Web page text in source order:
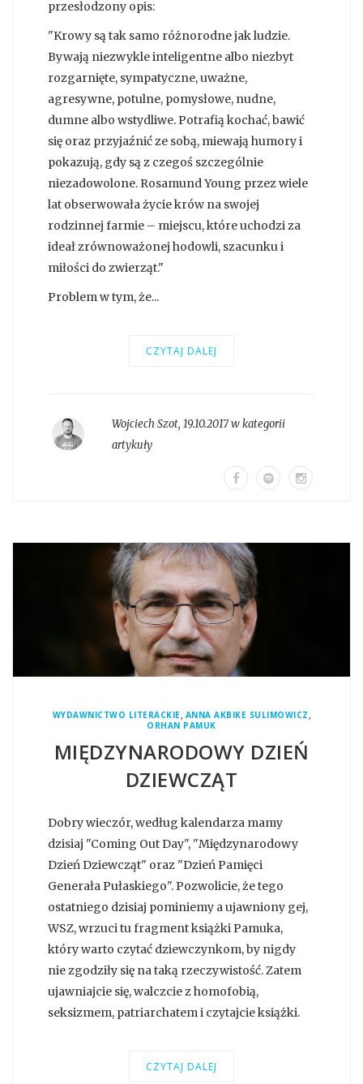
przesłodzony opis:
"Krowy są tak samo różnorodne jak ludzie.
Bywają niezwykle inteligentne albo niezbyt
rozgarnięte, sympatyczne, uważne,
agresywne, potulne, pomysłowe, nudne,
dumne albo wstydliwe. Potrafią kochać, bawić
się oraz przyjaźnić ze sobą, miewają humory i
pokazują, gdy są z czegoś szczególnie
niezadowolone. Rosamund Young przez wiele
lat obserwowała życie krów na swojej
rodzinnej farmie – miejscu, które uchodzi za
ideał zrównoważonej hodowli, szacunku i
miłości do zwierząt."
Problem w tym, że...
CZYTAJ DALEJ
Wojciech Szot,19.10.2017 w kategorii
artykuły
WYDAWNICTWO LITERACKIE, ANNA AKBIKE SULIMOWICZ ,
ORHAN PAMUK
MIĘDZYNARODOWY DZIEŃ
DZIEWCZĄT
Dobry wieczór, według kalendarza mamy
dzisiaj "Coming Out Day", "Międzynarodowy
Dzień Dziewcząt" oraz "Dzień Pamięci
Generała Pułaskiego". Pozwolicie, że tego
ostatniego dzisiaj pominiemy a ujawniony gej,
WSZ, wrzuci tu fragment książki Pamuka,
który warto czytać dziewczynkom, by nigdy
nie zgodziły się na taką rzeczywistość. Zatem
ujawniajcie się, walczcie z homofobią,
seksizmem, patriarchatem i czytajcie książki.
CZYTAJ DALEJ